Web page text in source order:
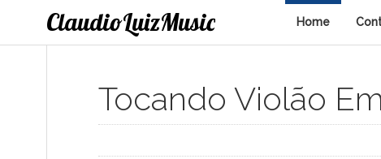
ClaudioLuizMusic Home
Tocando Violão